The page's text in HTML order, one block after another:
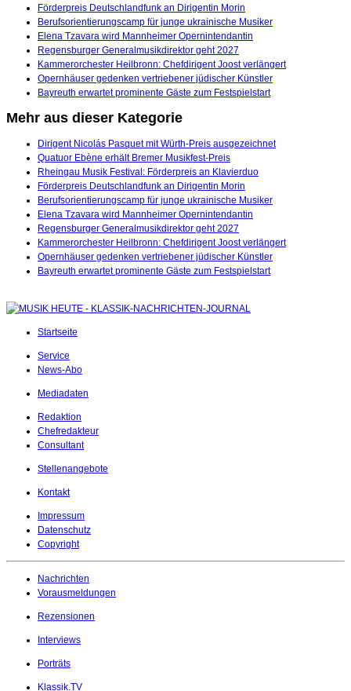
Förderpreis Deutschlandfunk an Dirigentin Morin
Berufsorientierungscamp für junge ukrainische Musiker
Elena Tzavara wird Mannheimer Opernintendantin
Regensburger Generalmusikdirektor geht 2027
Kammerorchester Heilbronn: Chefdirigent Joost verlängert
Opernhäuser gedenken vertriebener jüdischer Künstler
Bayreuth erwartet prominente Gäste zum Festspielstart
Mehr aus dieser Kategorie
Dirigent Nicolás Pasquet mit Würth-Preis ausgezeichnet
Quatuor Ebène erhält Bremer Musikfest-Preis
Rheingau Musik Festival: Förderpreis an Klavierduo
Förderpreis Deutschlandfunk an Dirigentin Morin
Berufsorientierungscamp für junge ukrainische Musiker
Elena Tzavara wird Mannheimer Opernintendantin
Regensburger Generalmusikdirektor geht 2027
Kammerorchester Heilbronn: Chefdirigent Joost verlängert
Opernhäuser gedenken vertriebener jüdischer Künstler
Bayreuth erwartet prominente Gäste zum Festspielstart
Startseite
Service
News-Abo
Mediadaten
Redaktion
Chefredakteur
Consultant
Stellenangebote
Kontakt
Impressum
Datenschutz
Copyright
Nachrichten
Vorausmeldungen
Rezensionen
Interviews
Porträts
Klassik.TV